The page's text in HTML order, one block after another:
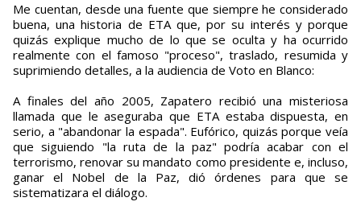
Me cuentan, desde una fuente que siempre he considerado
buena, una historia de ETA que, por su interés y porque
quizás explique mucho de lo que se oculta y ha ocurrido
realmente con el famoso "proceso", traslado, resumida y
suprimiendo detalles, a la audiencia de Voto en Blanco:
A finales del año 2005, Zapatero recibió una misteriosa
llamada que le aseguraba que ETA estaba dispuesta, en
serio, a "abandonar la espada". Eufórico, quizás porque veía
que siguiendo "la ruta de la paz" podría acabar con el
terrorismo, renovar su mandato como presidente e, incluso,
ganar el Nobel de la Paz, dió órdenes para que se
sistematizara el diálogo.